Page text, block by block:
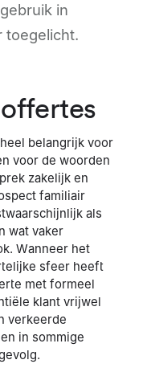
in
toegelicht.
belangrijk voor
voor de woorden
zakelijk en
familiair
als
wat vaker
Wanneer het
sfeer heeft
met formeel
klant vrijwel
verkeerde
in sommige